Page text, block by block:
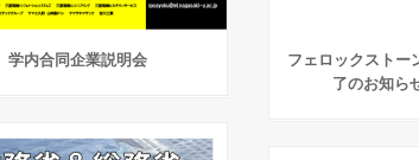
学内合同企業説明会
フェロックストー
了のお知ら